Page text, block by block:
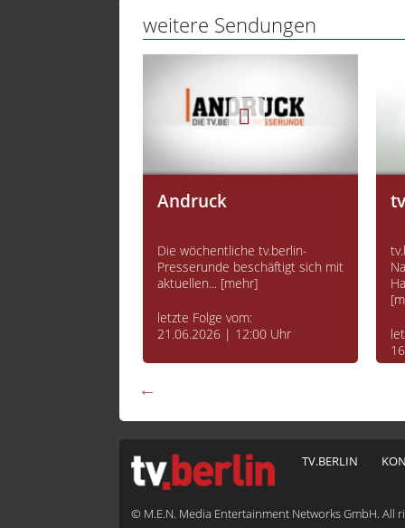
weitere Sendungen
Andruck
Die wöchentliche tv.berlin-
Presserunde beschäftigt sich mit
aktuellen... [mehr]
letzte Folge vom:
21.06.2026 | 12:00 Uhr
TV.BERLIN
© M.E.N. Media Entertainment Networks GmbH. All